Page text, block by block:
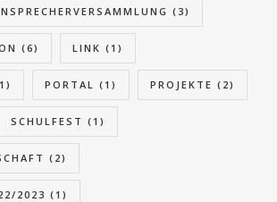
(3)
(6) LINK (1)
PORTAL (1) PROJEKTE (2)
SCHULFEST (1)
(2)
2023 (1)